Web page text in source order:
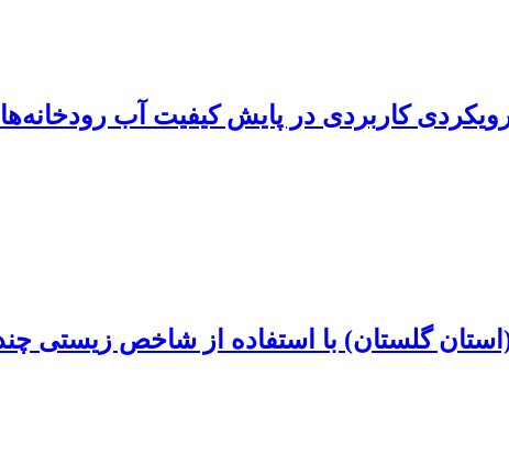
کاربردی در پایش کیفیت آب
گلستان) با استفاده از شاخص زیستی